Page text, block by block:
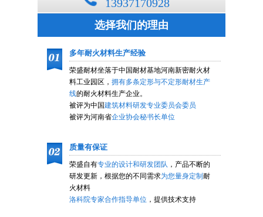
13937170928
选择我们的理由
多年耐火材料生产经验
荣盛耐材坐落于中国耐材基地河南新密耐火材
料工业园区， 拥有多条定形与不定形耐材生产
线的耐火材料生产企业。
被评为中国建筑材料研发专业委员会委员
被评为河南省企业协会秘书长单位
质量有保证
荣盛自有专业的设计和研发团队 ，产品不断的
研发更新，根据您的不同需求为您量身定制 耐
火材料
洛科院专家合作指导单位 ，提供技术支持